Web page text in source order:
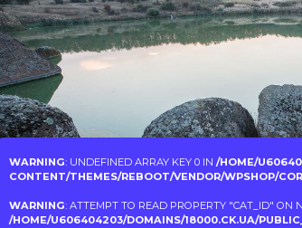
WARNING: UNDEFINED ARRAY KEY 0 IN /HOME/
CONTENT/THEMES/REBOOT/VENDOR/WPSHOP/
WARNING: ATTEMPT TO READ PROPERTY "CAT_ID" ON
/HOME/U606404203/DOMAINS/18000.CK.UA/